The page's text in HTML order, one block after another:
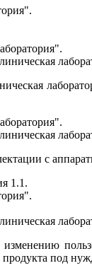
с
1.1.
под